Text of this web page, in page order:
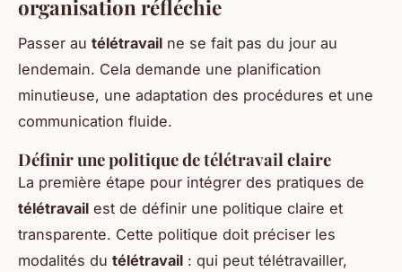
organisation réfléchie
Passer au télétravail ne se fait pas du jour au
lendemain. Cela demande une planification
minutieuse, une adaptation des procédures et une
communication fluide.
Définir une politique de télétravail claire
La première étape pour intégrer des pratiques de
télétravail est de définir une politique claire et
transparente. Cette politique doit préciser les
modalités du télétravail : qui peut télétravailler,